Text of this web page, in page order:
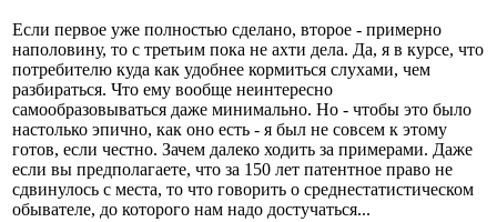
Если первое уже полностью сделано, второе - примерно
наполовину, то с третьим пока не ахти дела. Да, я в курсе, что
потребителю куда как удобнее кормиться слухами, чем
разбираться. Что ему вообще неинтересно
самообразовываться даже минимально. Но - чтобы это было
настолько эпично, как оно есть - я был не совсем к этому
готов, если честно. Зачем далеко ходить за примерами. Даже
если вы предполагаете, что за 150 лет патентное право не
сдвинулось с места, то что говорить о среднестатистическом
обывателе, до которого нам надо достучаться...